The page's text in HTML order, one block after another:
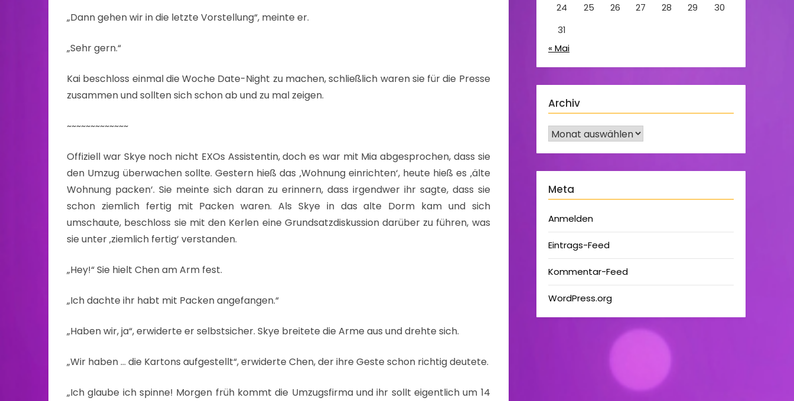
„Dann gehen wir in die letzte Vorstellung“, meinte er.
„Sehr gern.“
Kai beschloss einmal die Woche Date-Night zu machen, schließlich waren sie für die Presse
zusammen und sollten sich schon ab und zu mal zeigen.
~~~~~~~~~~~~~
Offiziell war Skye noch nicht EXOs Assistentin, doch es war mit Mia abgesprochen, dass sie
den Umzug überwachen sollte. Gestern hieß das ‚Wohnung einrichten‘, heute hieß es ‚älte
Wohnung packen‘. Sie meinte sich daran zu erinnern, dass irgendwer ihr sagte, dass sie
schon ziemlich fertig mit Packen waren. Als Skye in das alte Dorm kam und sich
umschaute, beschloss sie mit den Kerlen eine Grundsatzdiskussion darüber zu führen, was
sie unter ‚ziemlich fertig‘ verstanden.
„Hey!“ Sie hielt Chen am Arm fest.
„Ich dachte ihr habt mit Packen angefangen.“
„Haben wir, ja“, erwiderte er selbstsicher. Skye breitete die Arme aus und drehte sich.
„Wir haben … die Kartons aufgestellt“, erwiderte Chen, der ihre Geste schon richtig deutete.
„Ich glaube ich spinne! Morgen früh kommt die Umzugsfirma und ihr sollt eigentlich um 14
24
25 26 27 28 29
30
31
« Mai
Archiv
Meta
Anmelden
Eintrags-Feed
Kommentar-Feed
WordPress.org